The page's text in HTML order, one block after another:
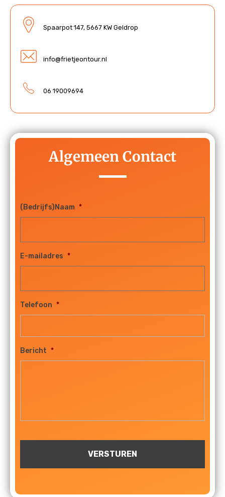
Spaarpot 147, 5667 KW Geldrop
info@frietjeontour.nl
06 19009694
Algemeen Contact
(Bedrijfs)Naam *
E-mailadres *
Telefoon *
Bericht *